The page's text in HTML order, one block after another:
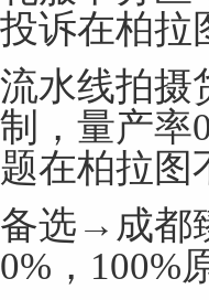
投诉在柏拉
流水线拍
制，量产率
题在柏拉图
备选→成都
0%，100%